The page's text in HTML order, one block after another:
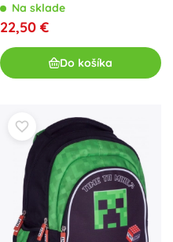
Na sklade
22,50 €
Do košíka